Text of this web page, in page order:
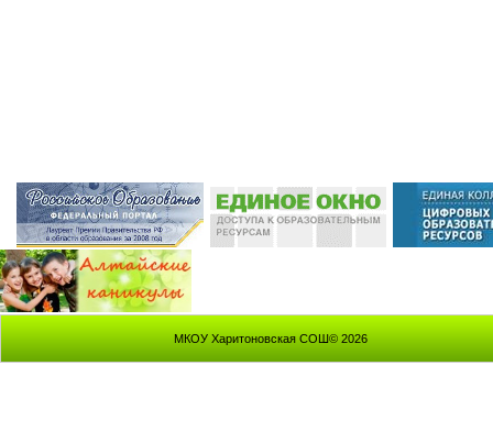
МКОУ Харитоновская СОШ© 2026